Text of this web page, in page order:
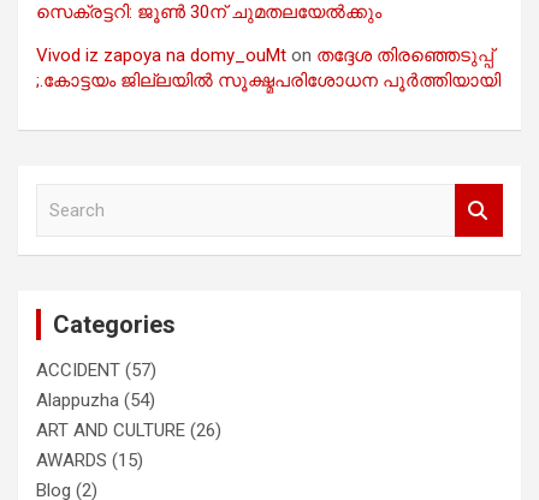
സെക്രട്ടറി: ജൂൺ 30ന് ചുമതലയേൽക്കും
Vivod iz zapoya na domy_ouMt on തദ്ദേശ തിരഞ്ഞെടുപ്പ്
;.കോട്ടയം ജില്ലയിൽ സൂക്ഷ്മപരിശോധന പൂർത്തിയായി
Categories
ACCIDENT (57)
Alappuzha (54)
ART AND CULTURE (26)
AWARDS (15)
Blog (2)